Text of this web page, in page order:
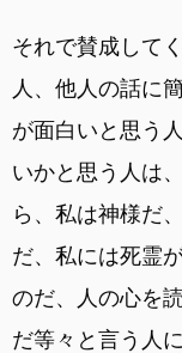
それで賛成して
人、他人の話に
が面白いと思う
いかと思う人は
ら、私は神様だ
だ、私には死霊
のだ、人の心を
だ等々と言う人